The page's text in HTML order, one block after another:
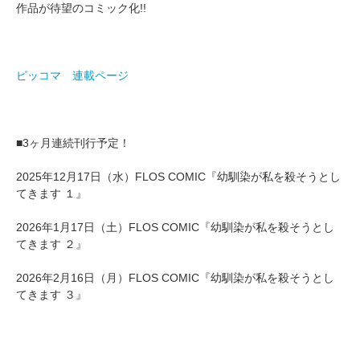
作品が待望のコミック化!!
ピッコマ 連載ページ
■3ヶ月連続刊行予定！
2025年12月17日（水）FLOS COMIC『幼馴染が私を殺そうとし
てきます １』
2026年1月17日（土）FLOS COMIC『幼馴染が私を殺そうとし
てきます ２』
2026年2月16日（月）FLOS COMIC『幼馴染が私を殺そうとし
てきます ３』